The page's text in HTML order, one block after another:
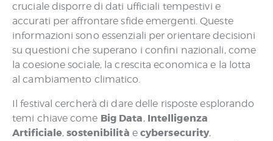
cruciale disporre di dati ufficiali tempestivi e
accurati per affrontare sfide emergenti. Queste
informazioni sono essenziali per orientare decisioni
su questioni che superano i confini nazionali, come
la coesione sociale, la crescita economica e la lotta
al cambiamento climatico.
Il festival cercherà di dare delle risposte esplorando
temi chiave come Big Data, Intelligenza
Artificiale,sostenibilità e cybersecurity,